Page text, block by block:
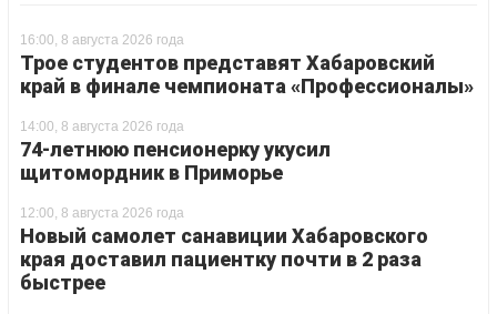
16:00, 8 августа 2026 года
Трое студентов представят Хабаровский
край в финале чемпионата «Профессионалы»
14:00, 8 августа 2026 года
74-летнюю пенсионерку укусил
щитомордник в Приморье
12:00, 8 августа 2026 года
Новый самолет санавиции Хабаровского
края доставил пациентку почти в 2 раза
быстрее